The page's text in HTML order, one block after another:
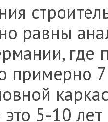
равны
где
примерно
это 5-10